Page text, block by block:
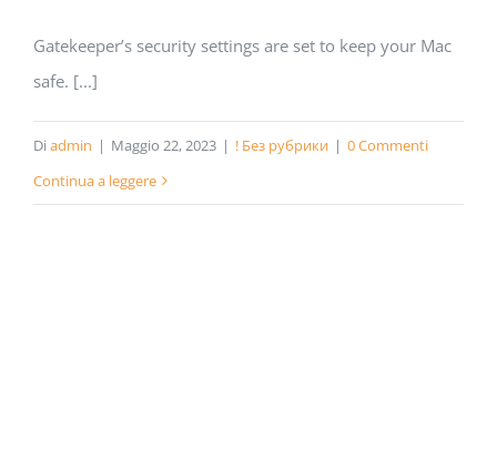
Gatekeeper’s security settings are set to keep your Mac
safe. [...]
Di admin | Maggio 22, 2023 | ! Без рубрики | 0 Commenti
Continua a leggere